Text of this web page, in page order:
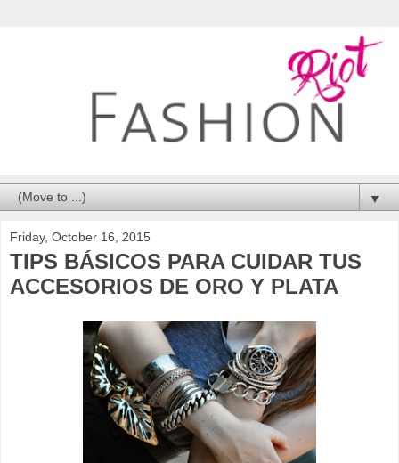
▼
Friday, October 16, 2015
TIPS BÁSICOS PARA CUIDAR TUS
ACCESORIOS DE ORO Y PLATA